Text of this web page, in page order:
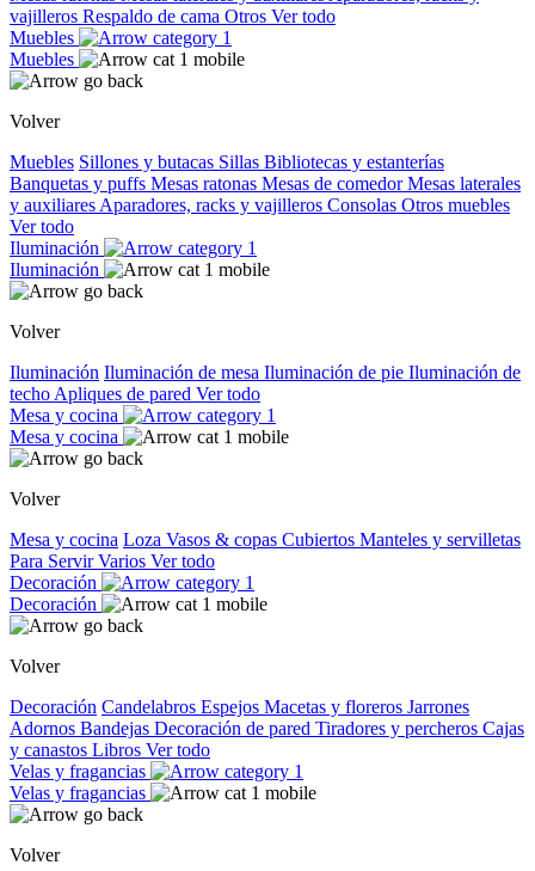
vajilleros Respaldo de cama Otros Ver todo
Muebles
Muebles
Volver
Muebles Sillones y butacas Sillas Bibliotecas y estanterías
Banquetas y puffs Mesas ratonas Mesas de comedorMesas laterales
y auxiliares Aparadores, racks y vajilleros Consolas Otros muebles
Ver todo
Iluminación
Iluminación
Volver
Iluminación Iluminación de mesa Iluminación de pie Iluminación de
techo Apliques de pared Ver todo
Mesa y cocina
Mesa y cocina
Volver
Mesa y cocina Loza Vasos & copas Cubiertos Manteles y servilletas
Para ServirVarios Ver todo
Decoración
Decoración
Volver
Decoración Candelabros Espejos Macetas y floreros Jarrones
Adornos Bandejas Decoración de pared Tiradores y percheros Cajas
y canastos Libros Ver todo
Velas y fragancias
Velas y fragancias
Volver